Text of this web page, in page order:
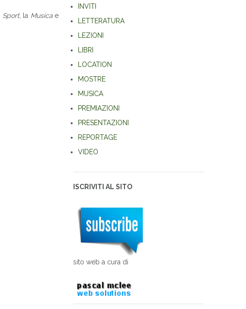
Sport, la Musicae
INVITI
LETTERATURA
LEZIONI
LIBRI
LOCATION
MOSTRE
MUSICA
PREMIAZIONI
PRESENTAZIONI
REPORTAGE
VIDEO
ISCRIVITI AL SITO
sito web a cura di